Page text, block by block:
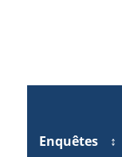
Enquêtes ↕